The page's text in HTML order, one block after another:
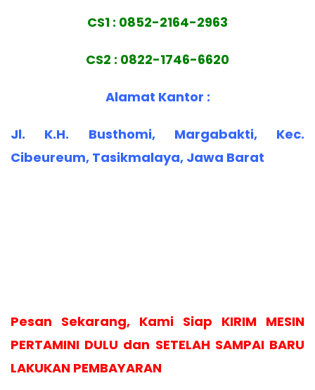
CS1 : 0852-2164-2963
CS2 : 0822-1746-6620
Alamat Kantor :
Jl. K.H. Busthomi, Margabakti, Kec.
Cibeureum, Tasikmalaya, Jawa Barat
Pesan Sekarang, Kami Siap KIRIM MESIN
PERTAMINI DULU dan SETELAH SAMPAI BARU
LAKUKAN PEMBAYARAN